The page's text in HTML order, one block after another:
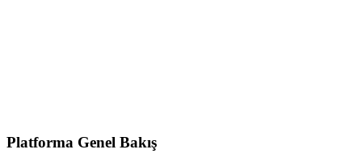
Platforma Genel Bakış